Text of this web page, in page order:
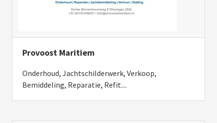
Provoost Maritiem
Onderhoud, Jachtschilderwerk, Verkoop,
Bemiddeling, Reparatie, Refit....